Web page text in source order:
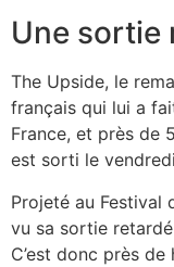
Une sortie
The Upside, le
français qui lui a
France, et près de
est sorti le
Projeté au Festival
vu sa sortie retardé
C’est donc près